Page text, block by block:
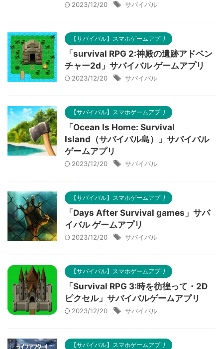
2023/12/20 サバイバル
【サバイバル】スマホゲームアプリ
「survival RPG 2:神殿の遺跡アドベン
チャー2d」サバイバル ゲームアプリ
2023/12/20 サバイバル
【サバイバル】スマホゲームアプリ
「Ocean Is Home: Survival
Islan‪d‬（サバイバル島）」サバイバル
ゲームアプリ
2023/12/20 サバイバル
【サバイバル】スマホゲームアプリ
「Days After Survival games」サバ
イバル ゲームアプリ
2023/12/20 サバイバル
【サバイバル】スマホゲームアプリ
「Survival RPG 3:時を彷徨って・2D
ピクセル」サバイバルゲームアプリ
2023/12/20 サバイバル
【サバイバル】スマホゲームアプリ